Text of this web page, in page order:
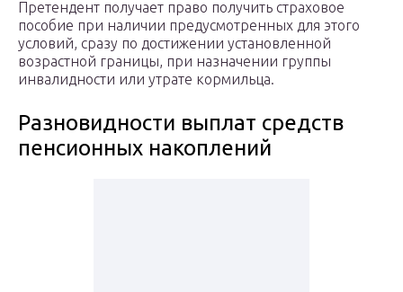
Претендент получает право получить страховое
пособие при наличии предусмотренных для этого
условий, сразу по достижении установленной
возрастной границы, при назначении группы
инвалидности или утрате кормильца.
Разновидности выплат средств
пенсионных накоплений